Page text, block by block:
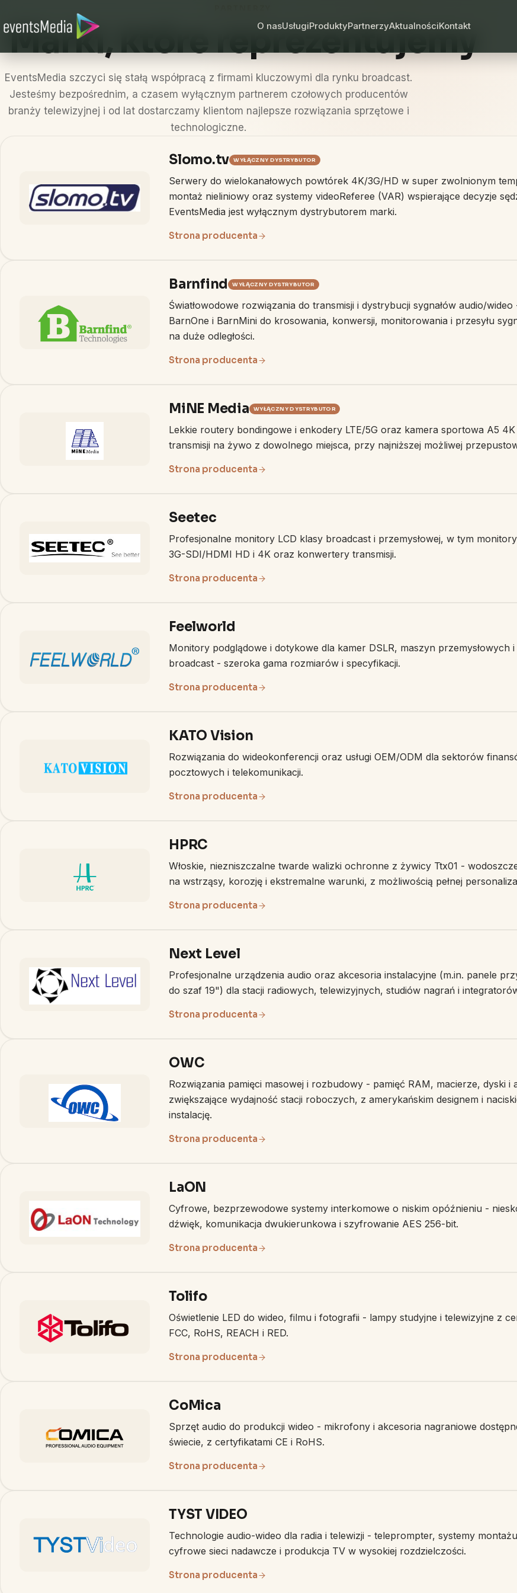
O nasUsługiProduktyPartnerzyAktualnościKontakt
Marki, które reprezentujemy
EventsMedia szczyci się stałą współpracą z firmami kluczowymi dla rynku broadcast.
Jesteśmy bezpośrednim, a czasem wyłącznym partnerem czołowych producentów
branży telewizyjnej i od lat dostarczamy klientom najlepsze rozwiązania sprzętowe i
technologiczne.
Slomo.tv WYŁĄCZNY DYSTRYBUTOR
Serwery do wielokanałowych powtórek 4K/3G/HD w super zwolnionym
montaż nieliniowy oraz systemy videoReferee (VAR) wspierające decyzje
EventsMedia jest wyłącznym dystrybutorem marki.
Strona producenta
Barnfind WYŁĄCZNY DYSTRYBUTOR
Światłowodowe rozwiązania do transmisji i dystrybucji sygnałów audio/
BarnOne i BarnMini do krosowania, konwersji, monitorowania i przesyłu
na duże odległości.
Strona producenta
MiNE Media WYŁĄCZNY DYSTRYBUTOR
Lekkie routery bondingowe i enkodery LTE/5G oraz kamera sportowa A5
transmisji na żywo z dowolnego miejsca, przy najniższej możliwej
Strona producenta
Seetec
Profesjonalne monitory LCD klasy broadcast i przemysłowej, w tym
3G-SDI/HDMI HD i 4K oraz konwertery transmisji.
Strona producenta
Feelworld
Monitory podglądowe i dotykowe dla kamer DSLR, maszyn przemysłowych
broadcast - szeroka gama rozmiarów i specyfikacji.
Strona producenta
KATO Vision
Rozwiązania do wideokonferencji oraz usługi OEM/ODM dla sektorów
pocztowych i telekomunikacji.
Strona producenta
HPRC
Włoskie, niezniszczalne twarde walizki ochronne z żywicy Ttx01 -
na wstrząsy, korozję i ekstremalne warunki, z możliwością pełnej
Strona producenta
Next Level
Profesjonalne urządzenia audio oraz akcesoria instalacyjne (m.in. panele
do szaf 19") dla stacji radiowych, telewizyjnych, studiów nagrań i
Strona producenta
OWC
Rozwiązania pamięci masowej i rozbudowy - pamięć RAM, macierze, dyski i
zwiększające wydajność stacji roboczych, z amerykańskim designem i
instalację.
Strona producenta
LaON
Cyfrowe, bezprzewodowe systemy interkomowe o niskim opóźnieniu -
dźwięk, komunikacja dwukierunkowa i szyfrowanie AES 256-bit.
Strona producenta
Tolifo
Oświetlenie LED do wideo, filmu i fotografii - lampy studyjne i telewizyjne z
FCC, RoHS, REACH i RED.
Strona producenta
CoMica
Sprzęt audio do produkcji wideo - mikrofony i akcesoria nagraniowe
świecie, z certyfikatami CE i RoHS.
Strona producenta
TYST VIDEO
Technologie audio-wideo dla radia i telewizji - teleprompter, systemy
cyfrowe sieci nadawcze i produkcja TV w wysokiej rozdzielczości.
Strona producenta